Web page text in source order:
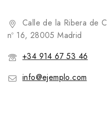
Calle de la Ribera de
nº 16, 28005 Madrid
+34 914 67 53 46
info@ejemplo.com